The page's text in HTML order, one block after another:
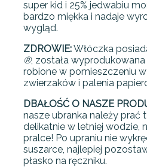
super kid i 25% jedwabiu
bardzo miękka i nadaje
wygląd.
ZDROWIE:Włóczka
®, została wyprodukowana
robione w pomieszczeniu
zwierzaków i palenia
DBAŁOŚĆ O NASZE
nasze ubranka należy prać
delikatnie w letniej wodzie,
pralce! Po upraniu nie
suszarce, najlepiej
płasko na ręczniku.